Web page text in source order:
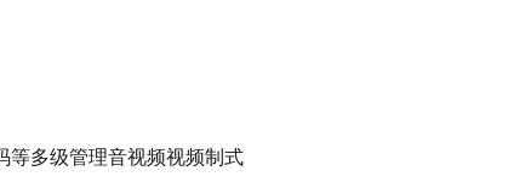
等多级管理音视频视频制式